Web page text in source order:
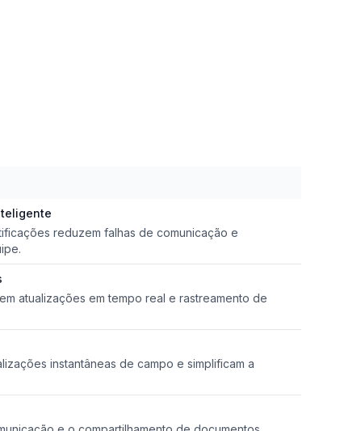
reduzem falhas de comunicação e
atualizações em tempo real e rastreamento de
instantâneas de campo e simplificam a